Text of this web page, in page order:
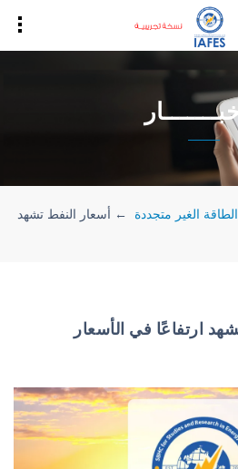
الطاقة الغير متجددة ← أسعار النفط تشهد
ارتفاعًا في الأسعار